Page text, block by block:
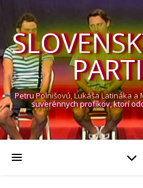
Petru Polnišovú, Lukáša Latináka
suverénnych profíkov, ktorí